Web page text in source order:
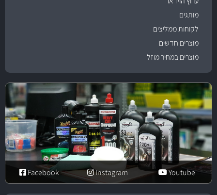
מותגים
לקוחות ממליצים
מוצרים חדשים
מוצרים במחיר מוזל
Youtube
Instagram
Facebook